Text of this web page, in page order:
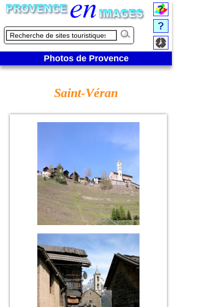
Photos de Provence
Saint-Véran